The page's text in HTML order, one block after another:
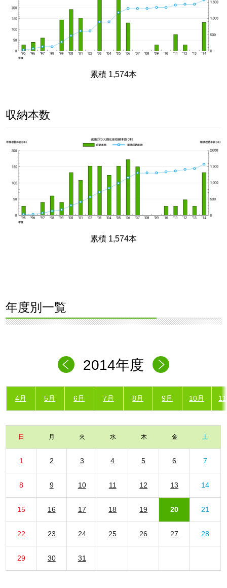
累積 1,574本
収納本数
累積 1,574本
年度別一覧
2014年度
4月 5月 6月 7月 8月 9月 10月
日 月 火 水 木 金 土
1 2 3 4 5 6 7
8 9 10 11 12 13 14
15 16 17 18 19 20 21
22 23 24 25 26 27 28
29 30 31